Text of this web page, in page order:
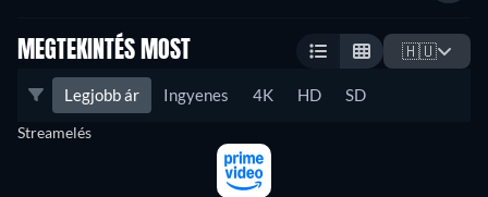
MEGTEKINTÉS MOST 🇭🇺
Legjobb ár Ingyenes 4K HD SD
Streamelés